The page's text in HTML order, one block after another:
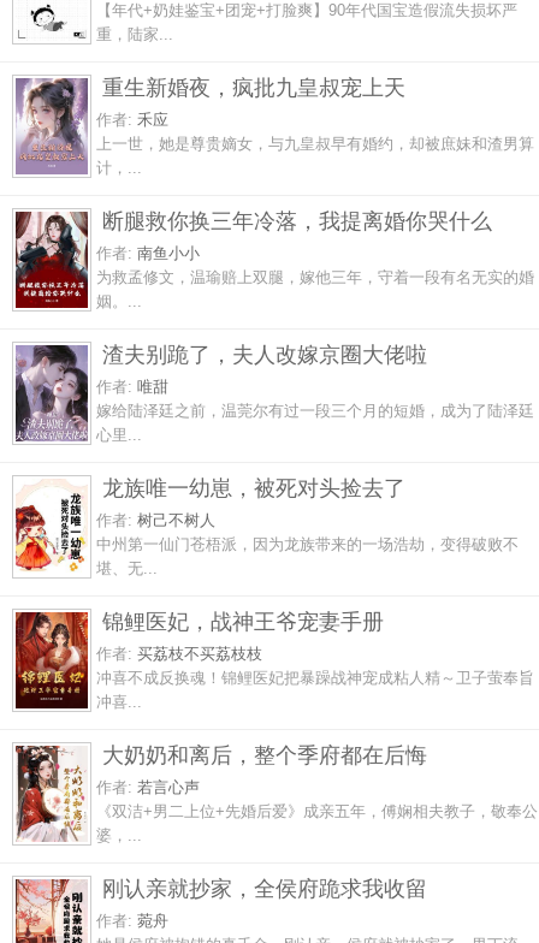
【年代+奶娃鉴宝+团宠+打脸爽】90年代国宝造假流失损坏严
重，陆家...
重生新婚夜，疯批九皇叔宠上天
作者: 禾应
上一世，她是尊贵嫡女，与九皇叔早有婚约，却被庶妹和渣男算
计，...
断腿救你换三年冷落，我提离婚你哭什么
作者: 南鱼小小
为救孟修文，温瑜赔上双腿，嫁他三年，守着一段有名无实的婚
姻。...
渣夫别跪了，夫人改嫁京圈大佬啦
作者: 唯甜
嫁给陆泽廷之前，温莞尔有过一段三个月的短婚，成为了陆泽廷
心里...
龙族唯一幼崽，被死对头捡去了
作者: 树己不树人
中州第一仙门苍梧派，因为龙族带来的一场浩劫，变得破败不
堪、无...
锦鲤医妃，战神王爷宠妻手册
作者: 买荔枝不买荔枝枝
冲喜不成反换魂！锦鲤医妃把暴躁战神宠成粘人精～卫子萤奉旨
冲喜...
大奶奶和离后，整个季府都在后悔
作者: 若言心声
《双洁+男二上位+先婚后爱》成亲五年，傅娴相夫教子，敬奉公
婆，...
刚认亲就抄家，全侯府跪求我收留
作者: 菀舟